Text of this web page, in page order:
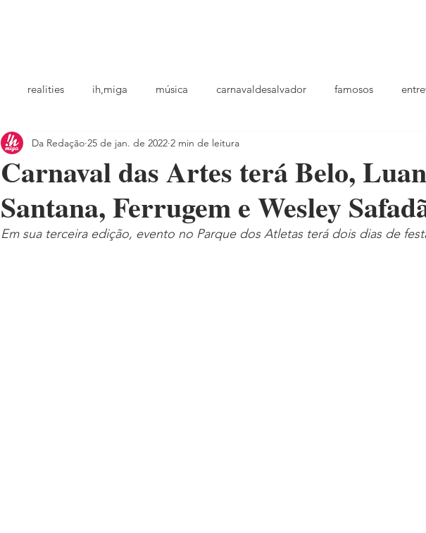
realities ih,miga música carnavaldesalvador famosos
looks podcast playlists
Carnaval das Artes terá Belo, Luan
Santana, Ferrugem e Wesley
Da Redação 25 de jan. de 2022 2 min de leitura
Em sua terceira edição, evento no Parque dos Atletas terá dois dias de